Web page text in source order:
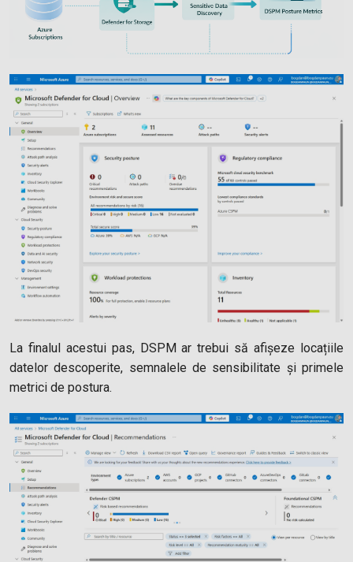
La finalul acestui pas, DSPM ar trebui să afișeze locațiile
datelor descoperite, semnalele de sensibilitate și primele
metrici de postura.